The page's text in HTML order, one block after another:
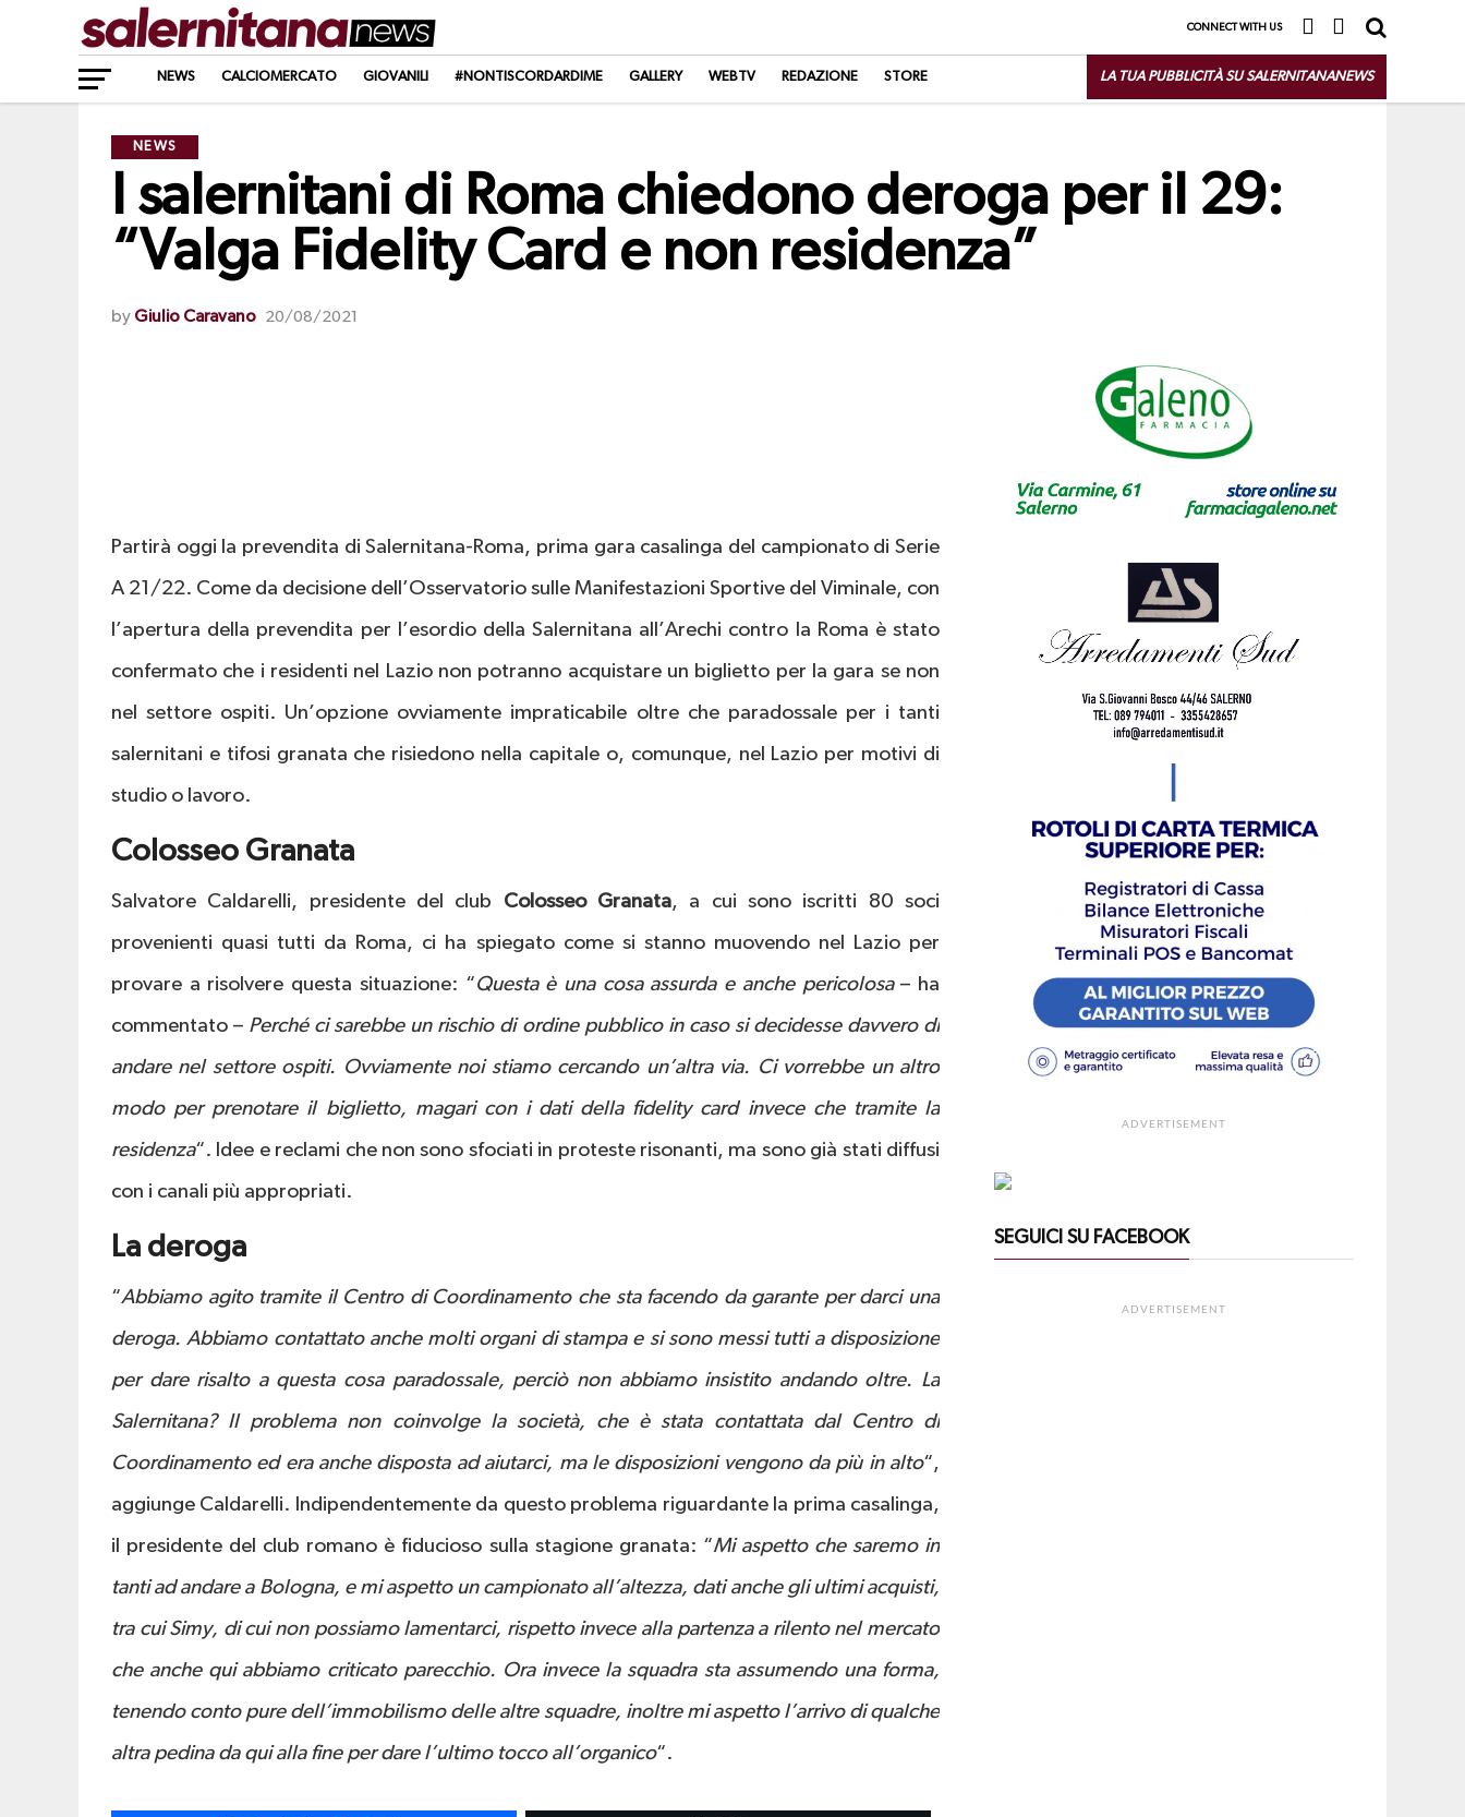
CONNECT WITH US
NEWS CALCIOMERCATO GIOVANILI #NONTISCORDARDIME GALLERY WEBTV REDAZIONE STORE LA TUA PUBBLICITÀ SU SALERNITANANEWS
NEWS
I salernitani di Roma chiedono deroga per il 29:
“Valga Fidelity Card e non residenza”
by Giulio Caravano 20/08/2021
Partirà oggi la prevendita di Salernitana-Roma, prima gara casalinga del campionato di Serie
A 21/22. Come da decisione dell’Osservatorio sulle Manifestazioni Sportive del Viminale, con
l’apertura della prevendita per l’esordio della Salernitana all’Arechi contro la Roma è stato
confermato che i residenti nel Lazio non potranno acquistare un biglietto per la gara se non
nel settore ospiti. Un’opzione ovviamente impraticabile oltre che paradossale per i tanti
salernitani e tifosi granata che risiedono nella capitale o, comunque, nel Lazio per motivi di
studio o lavoro.
Colosseo Granata
Salvatore Caldarelli, presidente del club Colosseo Granata, a cui sono iscritti 80 soci
provenienti quasi tutti da Roma, ci ha spiegato come si stanno muovendo nel Lazio per
provare a risolvere questa situazione: “Questa è una cosa assurda e anche pericolosa– ha
commentato – Perché ci sarebbe un rischio di ordine pubblico in caso si decidesse davvero di
andare nel settore ospiti. Ovviamente noi stiamo cercando un’altra via. Ci vorrebbe un altro
modo per prenotare il biglietto, magari con i dati della fidelity card invece che tramite la
residenza“. Idee e reclami che non sono sfociati in proteste risonanti, ma sono già stati diffusi
con i canali più appropriati.
La deroga
“Abbiamo agito tramite il Centro di Coordinamento che sta facendo da garante per darci una
deroga. Abbiamo contattato anche molti organi di stampa e si sono messi tutti a disposizione
per dare risalto a questa cosa paradossale, perciò non abbiamo insistito andando oltre. La
Salernitana? Il problema non coinvolge la società, che è stata contattata dal Centro di
Coordinamento ed era anche disposta ad aiutarci, ma le disposizioni vengono da più in alto“,
aggiunge Caldarelli. Indipendentemente da questo problema riguardante la prima casalinga,
il presidente del club romano è fiducioso sulla stagione granata: “Mi aspetto che saremo in
tanti ad andare a Bologna, e mi aspetto un campionato all’altezza, dati anche gli ultimi acquisti,
tra cui Simy, di cui non possiamo lamentarci, rispetto invece alla partenza a rilento nel mercato
che anche qui abbiamo criticato parecchio. Ora invece la squadra sta assumendo una forma,
tenendo conto pure dell’immobilismo delle altre squadre, inoltre mi aspetto l’arrivo di qualche
altra pedina da qui alla fine per dare l’ultimo tocco all’organico“.
ADVERTISEMENT
SEGUICI SU FACEBOOK
ADVERTISEMENT